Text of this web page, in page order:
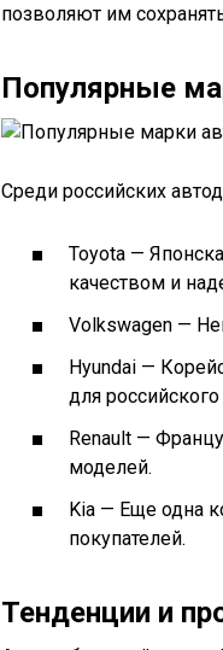
позволяют им
Популярные
Среди российских
Toyota —
качеством и
Volkswagen —
Hyundai —
для
Renault —
моделей.
Kia — Еще одна
покупателей.
Тенденции и